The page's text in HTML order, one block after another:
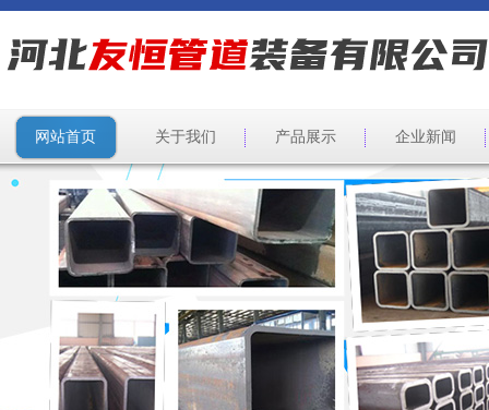
网站首页 关于我们 产品展示 企业新闻
Previous
Next